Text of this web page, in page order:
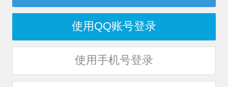
使用QQ账号登录
使用手机号登录